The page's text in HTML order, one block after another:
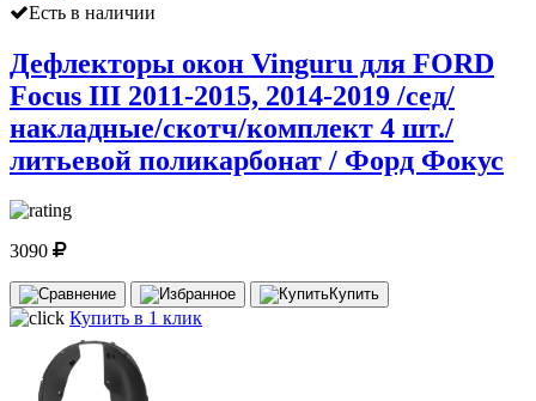
Есть в наличии
Дефлекторы окон Vinguru для FORD
Focus III 2011-2015, 2014-2019 /сед/
накладные/скотч/комплект 4 шт./
литьевой поликарбонат / Форд Фокус
3090
Купить
Купить в 1 клик